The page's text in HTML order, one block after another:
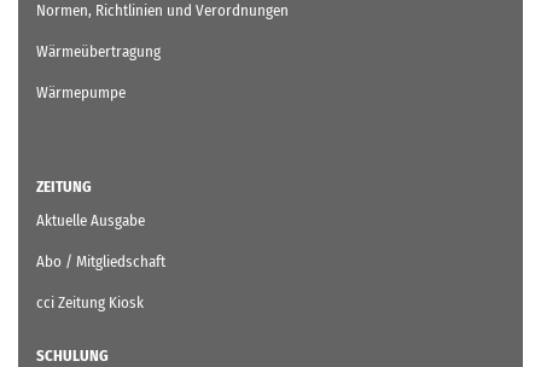
Normen, Richtlinien und Verordnungen
Wärmeübertragung
Wärmepumpe
ZEITUNG
Aktuelle Ausgabe
Abo / Mitgliedschaft
cci Zeitung Kiosk
SCHULUNG